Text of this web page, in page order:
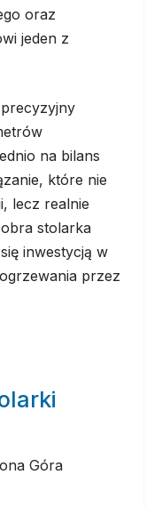
oraz
jeden z
precyzyjny
na bilans
które nie
lecz realnie
stolarka
inwestycją w
przez
Góra